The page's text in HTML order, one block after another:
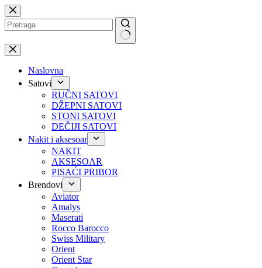
Preskoči
na
No
results
Naslovna
Satovi
RUČNI SATOVI
DŽEPNI SATOVI
STONI SATOVI
DEČIJI SATOVI
Nakit i aksesoar
NAKIT
AKSESOAR
PISAĆI PRIBOR
Brendovi
Aviator
Amalys
Maserati
Rocco Barocco
Swiss Military
Orient
Orient Star